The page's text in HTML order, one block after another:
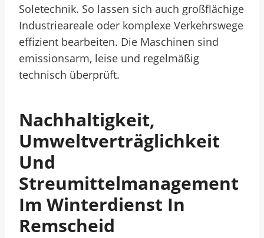
Soletechnik. So lassen sich auch großflächige
Industrieareale oder komplexe Verkehrswege
effizient bearbeiten. Die Maschinen sind
emissionsarm, leise und regelmäßig
technisch überprüft.
Nachhaltigkeit,
Umweltverträglichkeit
Und
Streumittelmanagement
Im Winterdienst In
Remscheid